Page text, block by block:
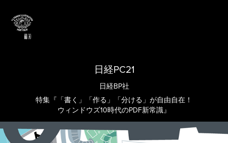
日経PC21
日経BP社
特集『「書く」「作る」「分ける」が自由自在！
ウィンドウズ10時代のPDF新常識』